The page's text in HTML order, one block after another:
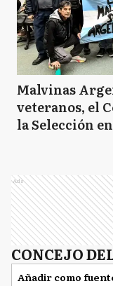
Malvinas
veteranos, el
la Selección
Ads
CONCEJO
Añadir como